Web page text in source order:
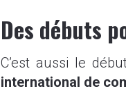
Des débuts
C’est aussi le
international de